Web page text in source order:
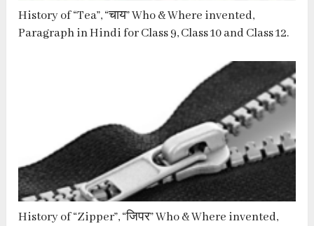
History of “Tea”, “चाय” Who & Where invented,
Paragraph in Hindi for Class 9, Class 10 and Class 12.
History of “Zipper”, “जिपर” Who & Where invented,